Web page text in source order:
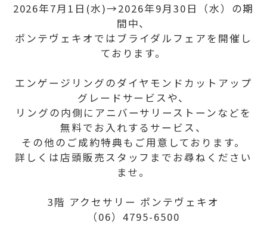
2026年7月1日(水)→2026年9月30日（水）の期
間中、
ポンテヴェキオではブライダルフェアを開催し
ております。
エンゲージリングのダイヤモンドカットアップ
グレードサービスや、
リングの内側にアニバーサリーストーンなどを
無料でお入れするサービス、
その他のご成約特典もご用意しております。
詳しくは店頭販売スタッフまでお尋ねください
ませ。
3階 アクセサリー ポンテヴェキオ
（06）4795-6500